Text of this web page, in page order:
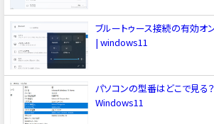
ブルートゥース接続の有効オ
| windows11
パソコンの型番はどこで見る
Windows11